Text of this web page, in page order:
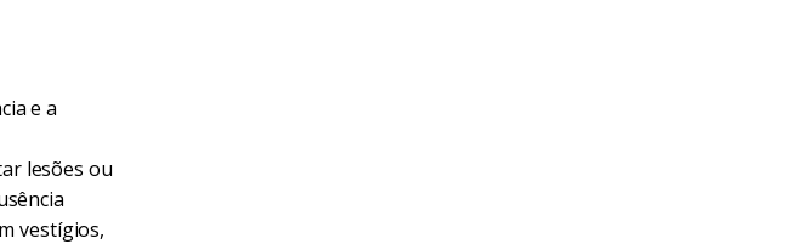
e a
lesões ou
vestígios,